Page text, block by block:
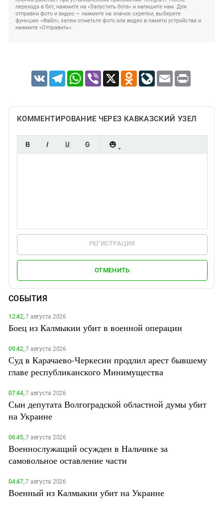
перехода в бот, нажмите на «Запустить бота» и напишите нам. Для
отправки фото и видео — нажмите на значок скрепки, выберите
функцию «Файл», затем отметьте фото или видео в памяти устройства и
нажмите «Отправить».
VK TelegramWhatsApp
Viber X Odnoklassniki
LiveJournal
Email Print
КОММЕНТИРОВАНИЕ ЧЕРЕЗ КАВКАЗСКИЙ УЗЕЛ
РЕГИСТРАЦИЯ
ОТМЕНИТЬ
СОБЫТИЯ
12:42,7 августа 2026
Боец из Калмыкии убит в военной операции
09:42,7 августа 2026
Суд в Карачаево-Черкесии продлил арест бывшему
главе республиканского Минимущества
07:44,7 августа 2026
Сын депутата Волгоградской областной думы убит
на Украине
06:45,7 августа 2026
Военнослужащий осужден в Нальчике за
самовольное оставление части
04:47,7 августа 2026
Военный из Калмыкии убит на Украине